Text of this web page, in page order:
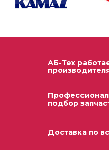
АБ-Тех
подбор
Доставка по